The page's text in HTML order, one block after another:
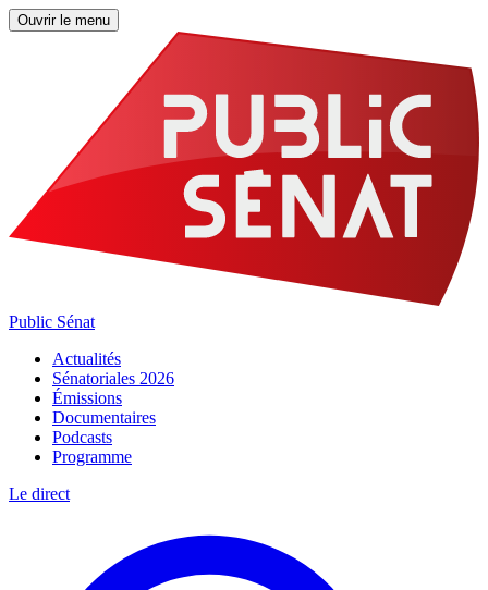
Ouvrir le menu
Public Sénat
Actualités
Sénatoriales 2026
Émissions
Documentaires
Podcasts
Programme
Le direct